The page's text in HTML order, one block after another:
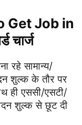
Get Job in
चार्ज
रहे सामान्य/
शुल्क के तौर पर
ही एससी/एसटी/
शुल्क से छूट दी